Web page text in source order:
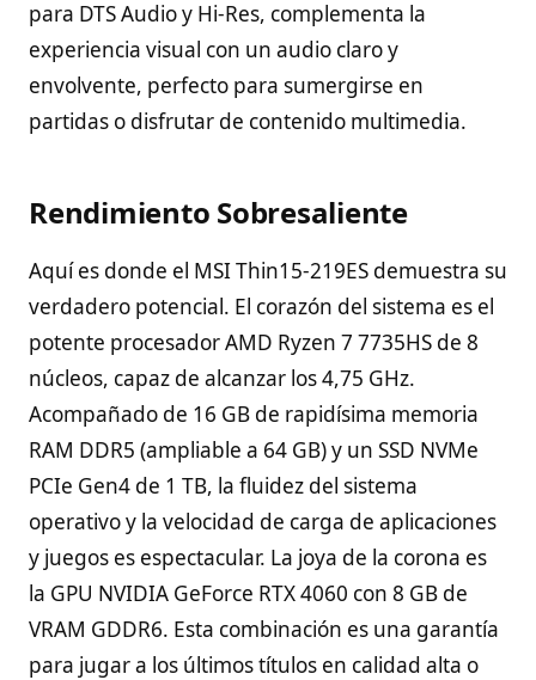
para DTS Audio y Hi-Res, complementa la
experiencia visual con un audio claro y
envolvente, perfecto para sumergirse en
partidas o disfrutar de contenido multimedia.
Rendimiento Sobresaliente
Aquí es donde el MSI Thin15-219ES demuestra su
verdadero potencial. El corazón del sistema es el
potente procesador AMD Ryzen 7 7735HS de 8
núcleos, capaz de alcanzar los 4,75 GHz.
Acompañado de 16 GB de rapidísima memoria
RAM DDR5 (ampliable a 64 GB) y un SSD NVMe
PCIe Gen4 de 1 TB, la fluidez del sistema
operativo y la velocidad de carga de aplicaciones
y juegos es espectacular. La joya de la corona es
la GPU NVIDIA GeForce RTX 4060 con 8 GB de
VRAM GDDR6. Esta combinación es una garantía
para jugar a los últimos títulos en calidad alta o